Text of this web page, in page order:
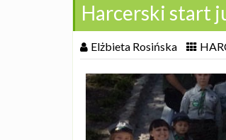
Harcerski start
Elżbieta Rosińska